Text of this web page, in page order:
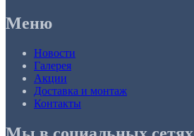
Меню
Новости
Галерея
Акции
Доставка и монтаж
Контакты